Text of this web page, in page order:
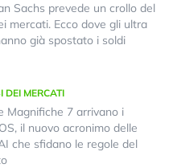
Sachs prevede un crollo del
mercati. Ecco dove gli ultra
già spostato i soldi
DEI MERCATI
Magnifiche 7 arrivano i
il nuovo acronimo delle
che sfidano le regole del